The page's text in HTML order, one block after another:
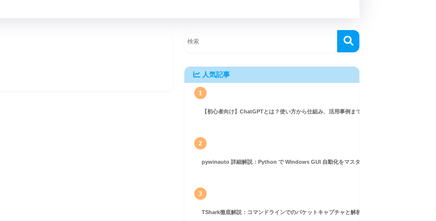
人気記事
1
【初心者向け】ChatGPTとは？使い方から仕組み、活用事例まで徹底解説
2
pywinauto 詳細解説：Python で Windows GUI 自動化をマスターしよう！
3
TShark徹底解説：コマンドラインでのパケットキャプチャと解析ガイド